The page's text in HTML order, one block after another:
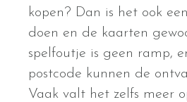
kopen? Dan is het ook
doen en de kaarten
spelfoutje is geen ramp,
postcode kunnen de
Vaak valt het zelfs meer